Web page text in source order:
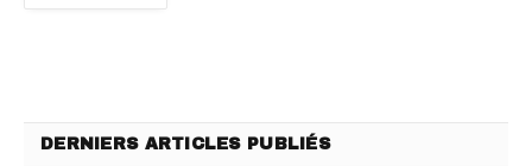
DERNIERS ARTICLES PUBLIÉS